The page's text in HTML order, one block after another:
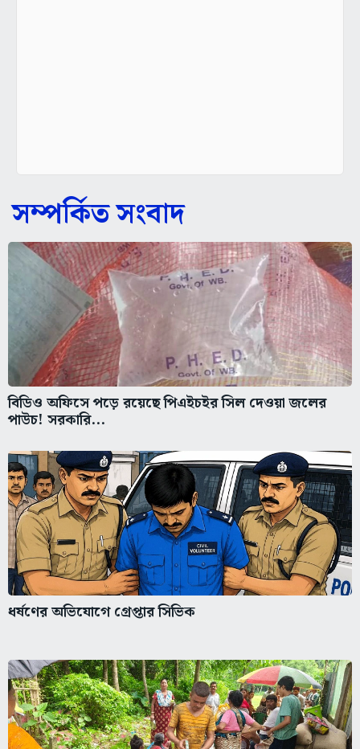
সম্পর্কিত সংবাদ
বিডিও অফিসে পড়ে রয়েছে পিএইচইর সিল দেওয়া জলের
পাউচ! সরকারি...
ধর্ষণের অভিযোগে গ্রেপ্তার সিভিক